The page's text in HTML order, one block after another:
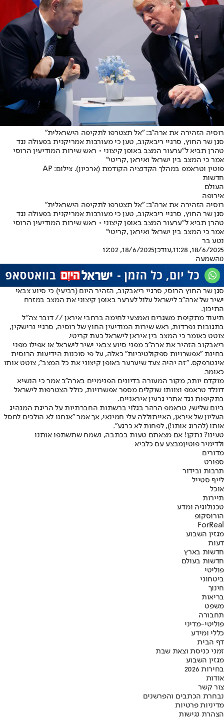
רוסיה הזהירה את ארה"ב: "אל תצטרפו לתקיפה הישראלית"
סגן שר החוץ, סרגיי ריבאקוב, טען כי מעורבות אמריקנית בפעולה נגד
טהרן תביא ל"ערעור המצב באופן קיצוני • ראש שירות המודיעין הרוסי
אמר כי המצב בין ישראל ואיראן ,קריטי"
פוטין וטראמפ במהלך הקדנציה הקודמת (ארכיון). צילום: AP
חדשות
העולם
אירופה
רוסיה הזהירה את ארה"ב: "אל תצטרפו לתקיפה הישראלית"
סגן שר החוץ, סרגיי ריבאקוב, טען כי מעורבות אמריקנית בפעולה נגד
טהרן תביא ל"ערעור המצב באופן קיצוני • ראש שירות המודיעין הרוסי
אמר כי המצב בין ישראל ואיראן ,קריטי"
נטע בר
18/6/2025, 11:28
,עודכן18/6/2025, 12:02
0השמעה
סגן שר החוץ הרוסי, סרגיי ריאבקוב, הזהיר היום (רביעי) כי סיוע צבאי
ישיר של ארה"ב לישראל עלול לערער באופן קיצוני את המצב במזרח
התיכון.
תיעוד מתקיפת משגרים ואמצעי לחימה ברחבי איראן // דובר צה"ל
בתגובות נפרדות, ראש שירות המודיעין החוץ של רוסיה, סרגיי נרישקין,
צוטט כאומר כי המצב בין איראן לישראל כעת קריטי.
ריאבקוב הזהיר את ארה"ב מפני סיוע צבאי ישיר לישראל או אפילו מפני
בחינת "אפשרויות ספקולטיביות" כאלה, על פי סוכנות הידיעות הרוסית
אינטרפקס. "זה יהיה צעד שיערער באופן קיצוני את כל המצב", צוטט אותו
כאומר.
מוקדם יותר, מקור המעורה בדיונים הפנימיים בארה"ב אמר כי הנשיא
דונלד טראמפ וצוותו שוקלים מספר אפשרויות, כולל הצטרפות לישראל
בתקיפות נגד אתרי גרעין איראניים.
ביום שלישי, טראמפ הרהר בגלוי ברשתות החברתיות על הריגת המנהיג
העליון של איראן, האייתוללה עלי חמינאי, אך אמר "אנחנו לא הולכים לחסל
אותו (להרוג אותו!), לפחות לא כרגע".
טעינו? נתקן! אם מצאתם טעות בכתבה, נשמח שתשתפו אותנו
ולדימיר פוטיןמבצע עם כלביא
מדורים
ספורט
תרבות ובידור
לייף סטייל
אוכל
תיירות
טכנולוגיה ומדע
הורוסקופ
ForReal
מגזין השבוע
דעות
חדשות בארץ
חדשות בעולם
פוליטי
ביטחוני
חינוך
בריאות
משפט
תחבורה
פוליטי-מדיני
כללי ומידע
דף הבית
זמני כניסת וצאת שבת
מגזין השבוע
בחירות 2026
אודות
צור קשר
נבחרת הכתבים והפרשנים
מדיניות פרטיות
הצהרת נגישות